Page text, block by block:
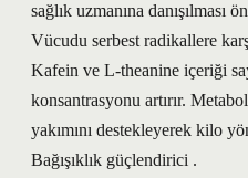
sağlık uzmanına danışılması
Vücudu serbest radikallere
Kafein ve L-theanine içeriği
konsantrasyonu artırır.
yakımını destekleyerek kilo
Bağışıklık güçlendirici .